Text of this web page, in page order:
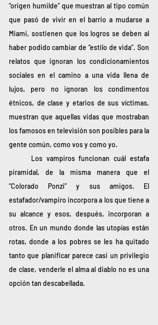
“origen humilde” que muestran al tipo común
que pasó de vivir en el barrio a mudarse a
Miami, sostienen que los logros se deben al
haber podido cambiar de “estilo de vida”. Son
relatos que ignoran los condicionamientos
sociales en el camino a una vida llena de
lujos, pero no ignoran los condimentos
étnicos, de clase y etarios de sus víctimas,
muestran que aquellas vidas que mostraban
los famosos en televisión son posibles para la
gente común, como vos y como yo.
piramidal, de la misma manera que el
“Colorado Ponzi” y sus amigos. El
estafador/vampiro incorpora a los que tiene a
su alcance y esos, después, incorporan a
otros. En un mundo donde las utopías están
rotas, donde a los pobres se les ha quitado
tanto que planificar parece casi un privilegio
de clase, venderle el alma al diablo no es una
opción tan descabellada.